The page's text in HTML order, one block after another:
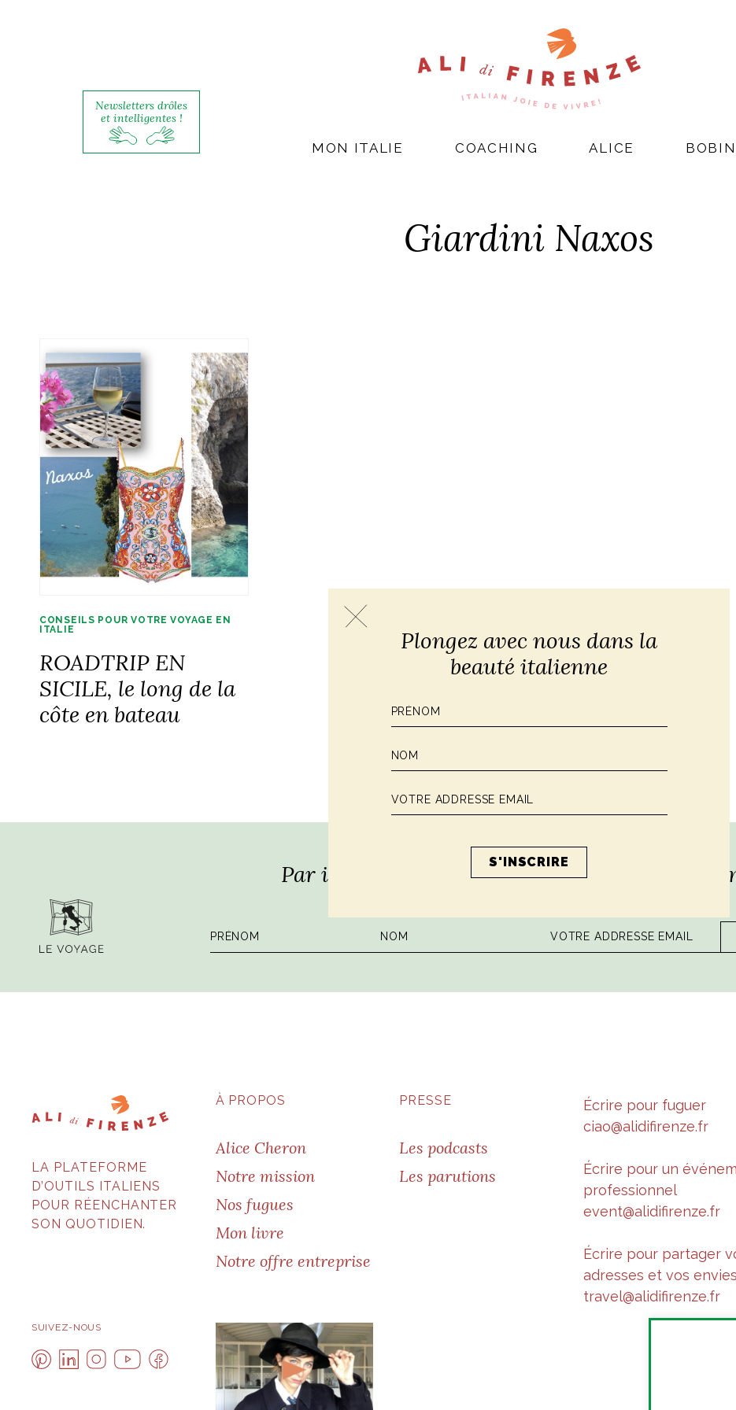
Newsletters drôles
et intelligentes !
MON ITALIE COACHING ALICE
Giardini Naxos
CONSEILS POUR VOTRE VOYAGE EN
ITALIE
ROADTRIP EN
SICILE, le long de la
côte en bateau
Par ici la dose hebdomadaire de sagesse
LA PLATEFORME
D’OUTILS ITALIENS
POUR RÉENCHANTER
SON QUOTIDIEN.
À PROPOS
Alice Cheron
Notre mission
Nos fugues
Mon livre
Notre offre entreprise
PRESSE
Les podcasts
Les parutions
Écrire pour fuguer
ciao@alidifirenze.fr
Écrire pour un
professionnel
event@alidifirenze.fr
Écrire pour partager
adresses et vos envies
travel@alidifirenze.fr
SUIVEZ-NOUS
Plongez avec nous dans la
beauté italienne